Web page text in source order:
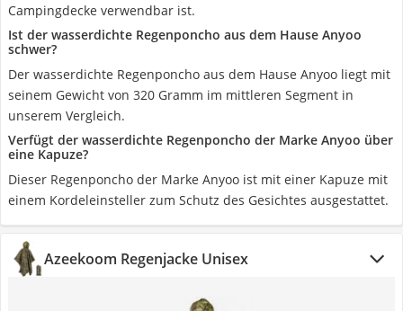
Campingdecke verwendbar ist.
Ist der wasserdichte Regenponcho aus dem Hause Anyoo
schwer?
Der wasserdichte Regenponcho aus dem Hause Anyoo liegt mit
seinem Gewicht von 320 Gramm im mittleren Segment in
unserem Vergleich.
Verfügt der wasserdichte Regenponcho der Marke Anyoo über
eine Kapuze?
Dieser Regenponcho der Marke Anyoo ist mit einer Kapuze mit
einem Kordeleinsteller zum Schutz des Gesichtes ausgestattet.
Azeekoom Regenjacke Unisex